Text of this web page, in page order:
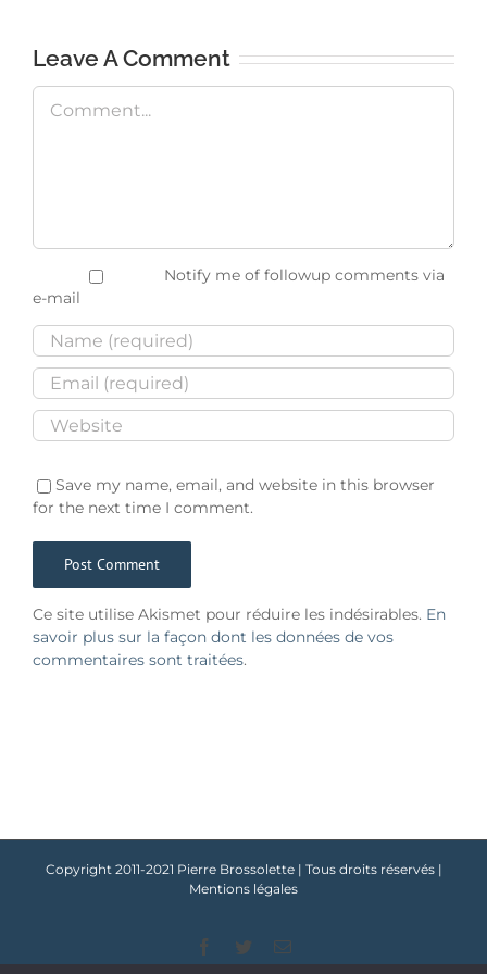
Leave A Comment
Comment
Notify me of followup comments via
e-mail
Save my name, email, and website in this browser
for the next time I comment.
Ce site utilise Akismet pour réduire les indésirables. En
savoir plus sur la façon dont les données de vos
commentaires sont traitées.
Copyright 2011-2021 Pierre Brossolette | Tous droits réservés |
Mentions légales
Facebook
TwitterEmail